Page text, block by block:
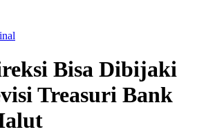
Bisa Dibijaki
Treasuri Bank